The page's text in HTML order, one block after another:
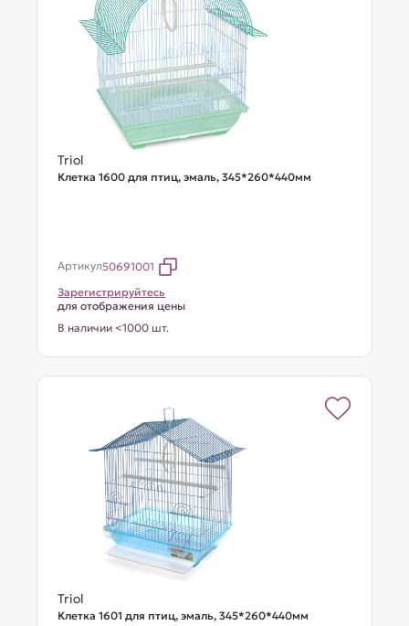
Triol
Клетка 1600 для птиц, эмаль, 345*260*440мм
Артикул50691001
Зарегистрируйтесь
для отображения цены
В наличии <1000 шт.
Triol
Клетка 1601 для птиц, эмаль, 345*260*440мм